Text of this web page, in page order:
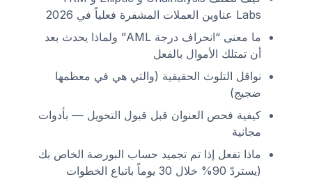
Labs عناوين العملات المشفرة فعلياً في 2026
ما معنى “انحراف درجة AML” ولماذا يحدث بعد
أن تمتلك الأموال بالفعل
نواقل التلوث الحقيقية (والتي هي في معظمها
ضجيج)
كيفية فحص العنوان قبل قبول التحويل — بأدوات
مجانية
ماذا تفعل إذا تم تجميد حساب البورصة الخاص بك
(يستردّ 90% خلال 30 يوماً باتباع الخطوات